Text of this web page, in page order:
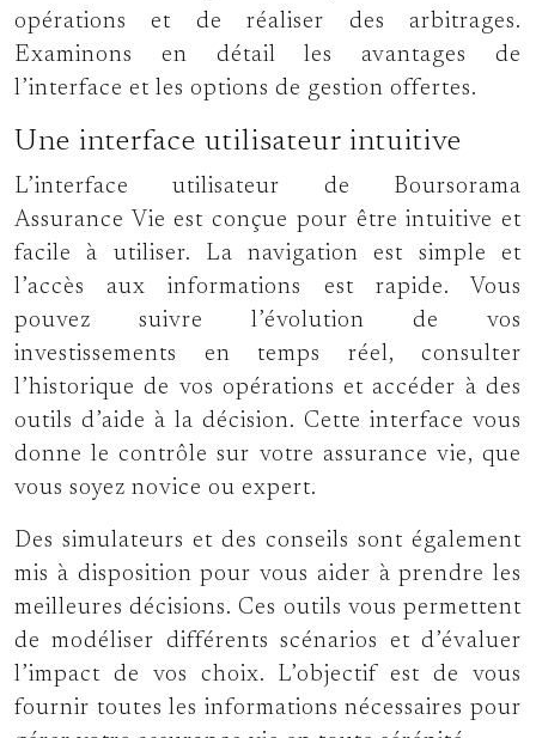
opérations et de réaliser des arbitrages.
Examinons en détail les avantages de
l’interface et les options de gestion offertes.
Une interface utilisateur intuitive
L’interface utilisateur de Boursorama
Assurance Vie est conçue pour être intuitive et
facile à utiliser. La navigation est simple et
l’accès aux informations est rapide. Vous
pouvez suivre l’évolution de vos
investissements en temps réel, consulter
l’historique de vos opérations et accéder à des
outils d’aide à la décision. Cette interface vous
donne le contrôle sur votre assurance vie, que
vous soyez novice ou expert.
Des simulateurs et des conseils sont également
mis à disposition pour vous aider à prendre les
meilleures décisions. Ces outils vous permettent
de modéliser différents scénarios et d’évaluer
l’impact de vos choix. L’objectif est de vous
fournir toutes les informations nécessaires pour